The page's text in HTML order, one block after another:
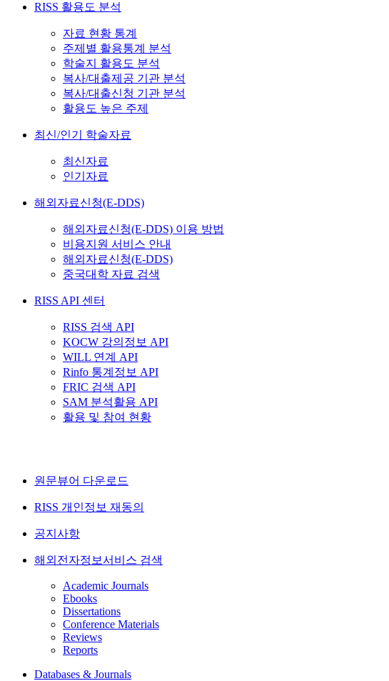
RISS 활용도 분석
자료 현황 통계
주제별 활용통계 분석
학술지 활용도 분석
복사/대출제공 기관 분석
복사/대출신청 기관 분석
활용도 높은 주제
최신/인기 학술자료
최신자료
인기자료
해외자료신청(E-DDS)
해외자료신청(E-DDS) 이용 방법
비용지원 서비스 안내
해외자료신청(E-DDS)
중국대학 자료 검색
RISS API 센터
RISS 검색 API
KOCW 강의정보 API
WILL 연계 API
Rinfo 통계정보 API
FRIC 검색 API
SAM 분석활용 API
활용 및 참여 현황
원문뷰어 다운로드
RISS 개인정보 재동의
공지사항
해외전자정보서비스 검색
Academic Journals
Ebooks
Dissertations
Conference Materials
Reviews
Reports
Databases & Journals